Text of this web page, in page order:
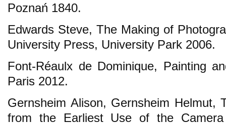
Poznań 1840.
Edwards Steve, The Making of
University Press, University Park 2006.
Font-Réaulx de Dominique, Painting
Paris 2012.
Gernsheim Alison, Gernsheim Helmut,
from the Earliest Use of the